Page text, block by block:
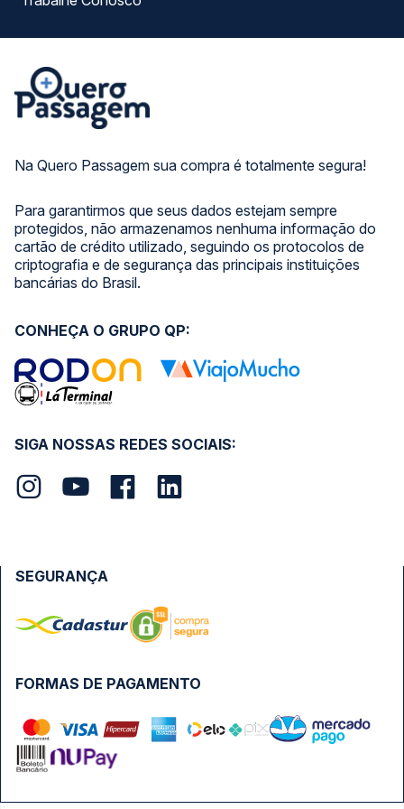
Na Quero Passagem sua compra é totalmente segura!
Para garantirmos que seus dados estejam sempre
protegidos, não armazenamos nenhuma informação do
cartão de crédito utilizado, seguindo os protocolos de
criptografia e de segurança das principais instituições
bancárias do Brasil.
SIGA NOSSAS REDES SOCIAIS:
CONHEÇA O GRUPO QP:
FORMAS DE PAGAMENTO
SEGURANÇA